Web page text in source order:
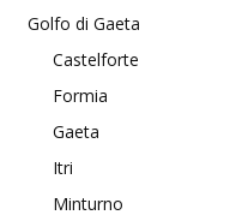
Golfo di Gaeta
Castelforte
Formia
Gaeta
Itri
Minturno